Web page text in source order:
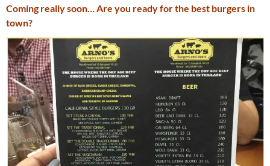
Coming really soon… Are you ready for the best burgers in
town?